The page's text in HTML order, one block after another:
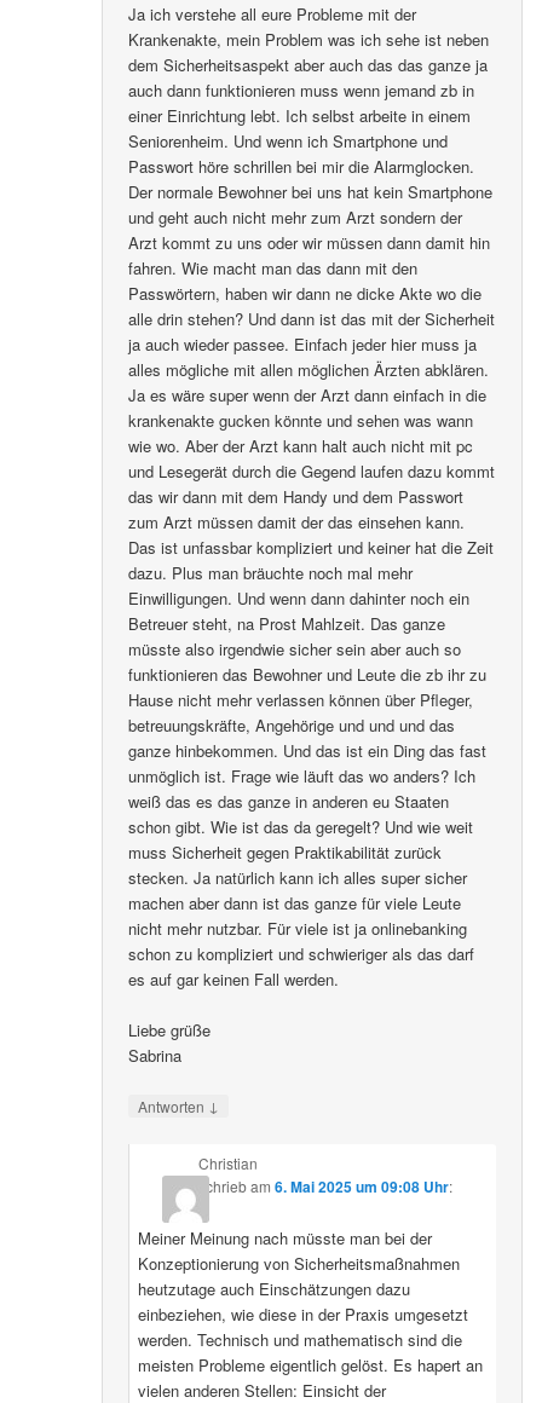
Ja ich verstehe all eure Probleme mit der
Krankenakte, mein Problem was ich sehe ist neben
dem Sicherheitsaspekt aber auch das das ganze ja
auch dann funktionieren muss wenn jemand zb in
einer Einrichtung lebt. Ich selbst arbeite in einem
Seniorenheim. Und wenn ich Smartphone und
Passwort höre schrillen bei mir die Alarmglocken.
Der normale Bewohner bei uns hat kein Smartphone
und geht auch nicht mehr zum Arzt sondern der
Arzt kommt zu uns oder wir müssen dann damit hin
fahren. Wie macht man das dann mit den
Passwörtern, haben wir dann ne dicke Akte wo die
alle drin stehen? Und dann ist das mit der Sicherheit
ja auch wieder passee. Einfach jeder hier muss ja
alles mögliche mit allen möglichen Ärzten abklären.
Ja es wäre super wenn der Arzt dann einfach in die
krankenakte gucken könnte und sehen was wann
wie wo. Aber der Arzt kann halt auch nicht mit pc
und Lesegerät durch die Gegend laufen dazu kommt
das wir dann mit dem Handy und dem Passwort
zum Arzt müssen damit der das einsehen kann.
Das ist unfassbar kompliziert und keiner hat die Zeit
dazu. Plus man bräuchte noch mal mehr
Einwilligungen. Und wenn dann dahinter noch ein
Betreuer steht, na Prost Mahlzeit. Das ganze
müsste also irgendwie sicher sein aber auch so
funktionieren das Bewohner und Leute die zb ihr zu
Hause nicht mehr verlassen können über Pfleger,
betreuungskräfte, Angehörige und und und das
ganze hinbekommen. Und das ist ein Ding das fast
unmöglich ist. Frage wie läuft das wo anders? Ich
weiß das es das ganze in anderen eu Staaten
schon gibt. Wie ist das da geregelt? Und wie weit
muss Sicherheit gegen Praktikabilität zurück
stecken. Ja natürlich kann ich alles super sicher
machen aber dann ist das ganze für viele Leute
nicht mehr nutzbar. Für viele ist ja onlinebanking
schon zu kompliziert und schwieriger als das darf
es auf gar keinen Fall werden.
Liebe grüße
Sabrina
Antworten ↓
Christian
schriebam 6. Mai 2025 um 09:08 Uhr:
Meiner Meinung nach müsste man bei der
Konzeptionierung von Sicherheitsmaßnahmen
heutzutage auch Einschätzungen dazu
einbeziehen, wie diese in der Praxis umgesetzt
werden. Technisch und mathematisch sind die
meisten Probleme eigentlich gelöst. Es hapert an
vielen anderen Stellen: Einsicht der